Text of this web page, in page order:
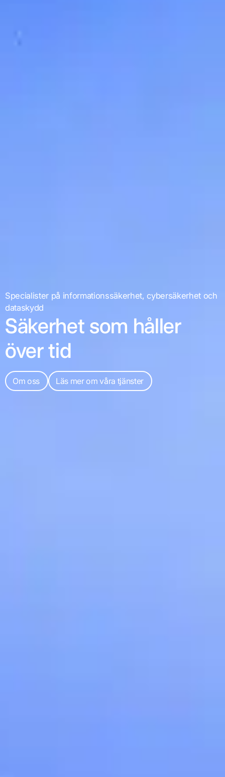
Specialister på informationssäkerhet, cybersäkerhet och
dataskydd
Säkerhet som håller
över tid
Om oss Läs mer om våra tjänster